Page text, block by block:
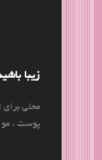
زیبا
محلی برای
پوست ، مو